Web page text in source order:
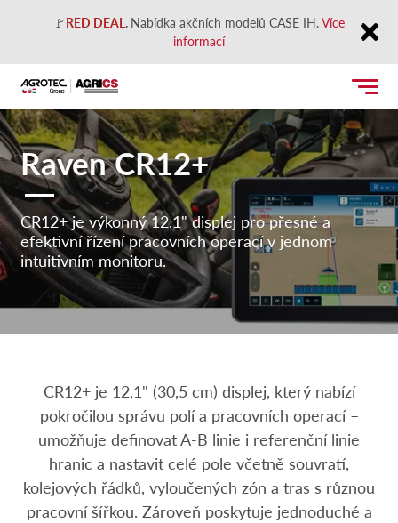
🚩RED DEAL. Nabídka akčních modelů CASE IH.Více
informací
Close
Raven CR12+
CR12+ je výkonný 12,1" displej pro přesné a
efektivní řízení pracovních operací v jednom
intuitivním monitoru.
CR12+ je 12,1" (30,5 cm) displej, který nabízí
pokročilou správu polí a pracovních operací –
umožňuje definovat A-B linie i referenční linie
hranic a nastavit celé pole včetně souvratí,
kolejových řádků, vyloučených zón a tras s různou
pracovní šířkou. Zároveň poskytuje jednoduché a